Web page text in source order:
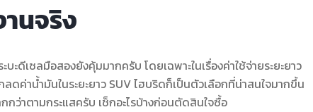
นจริง
ดีเซลมือสองยังคุ้มมากครับ โดยเฉพาะในเรื่องค่าใช้จ่ายระยะยาว
ค่าน้ำมันในระยะยาว SUV ไฮบริดก็เป็นตัวเลือกที่น่าสนใจมากขึ้น
กว่าตามกระแสครับ เช็กอะไรบ้างก่อนตัดสินใจซื้อ